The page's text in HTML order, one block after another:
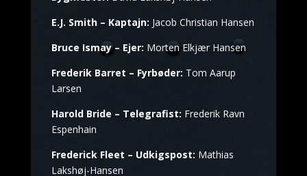
E.J. Smith – Kaptajn: Jacob Christian Hansen
Bruce Ismay – Ejer: Morten Elkjær Hansen
Frederik Barret – Fyrbøder: Tom Aarup
Larsen
Harold Bride – Telegrafist: Frederik Ravn
Espenhain
Frederick Fleet – Udkigspost: Mathias
Lakshøj-Hansen